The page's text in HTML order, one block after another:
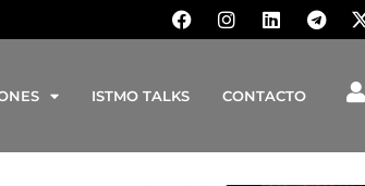
ISTMO TALKS CONTACTO